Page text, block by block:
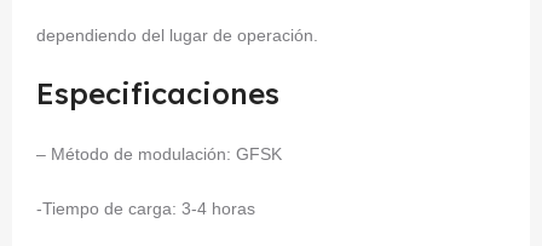
dependiendo del lugar de operación.
Especificaciones
– Método de modulación: GFSK
-Tiempo de carga: 3-4 horas